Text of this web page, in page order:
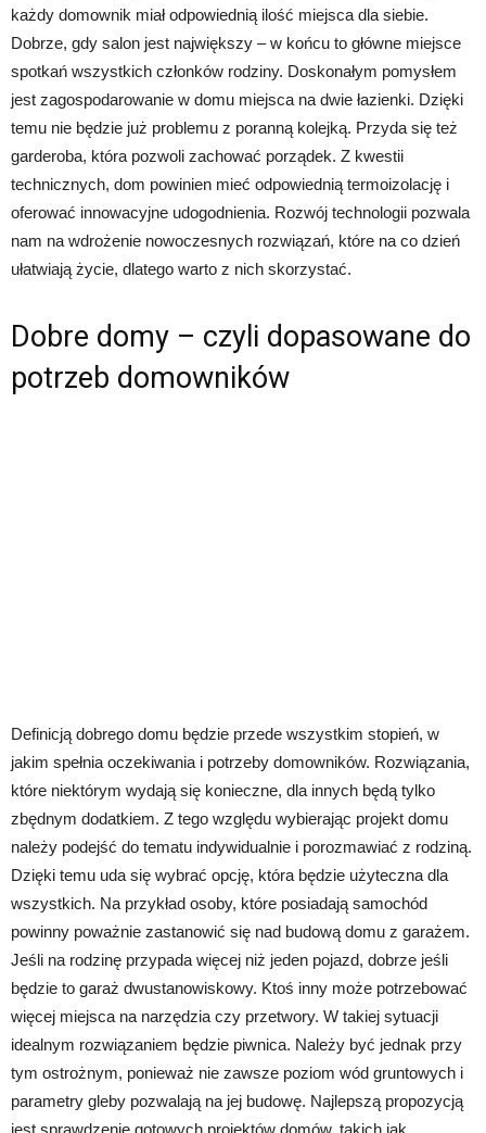
każdy domownik miał odpowiednią ilość miejsca dla siebie.
Dobrze, gdy salon jest największy – w końcu to główne miejsce
spotkań wszystkich członków rodziny. Doskonałym pomysłem
jest zagospodarowanie w domu miejsca na dwie łazienki. Dzięki
temu nie będzie już problemu z poranną kolejką. Przyda się też
garderoba, która pozwoli zachować porządek. Z kwestii
technicznych, dom powinien mieć odpowiednią termoizolację i
oferować innowacyjne udogodnienia. Rozwój technologii pozwala
nam na wdrożenie nowoczesnych rozwiązań, które na co dzień
ułatwiają życie, dlatego warto z nich skorzystać.
Dobre domy – czyli dopasowane do
potrzeb domowników
Definicją dobrego domu będzie przede wszystkim stopień, w
jakim spełnia oczekiwania i potrzeby domowników. Rozwiązania,
które niektórym wydają się konieczne, dla innych będą tylko
zbędnym dodatkiem. Z tego względu wybierając projekt domu
należy podejść do tematu indywidualnie i porozmawiać z rodziną.
Dzięki temu uda się wybrać opcję, która będzie użyteczna dla
wszystkich. Na przykład osoby, które posiadają samochód
powinny poważnie zastanowić się nad budową domu z garażem.
Jeśli na rodzinę przypada więcej niż jeden pojazd, dobrze jeśli
będzie to garaż dwustanowiskowy. Ktoś inny może potrzebować
więcej miejsca na narzędzia czy przetwory. W takiej sytuacji
idealnym rozwiązaniem będzie piwnica. Należy być jednak przy
tym ostrożnym, ponieważ nie zawsze poziom wód gruntowych i
parametry gleby pozwalają na jej budowę. Najlepszą propozycją